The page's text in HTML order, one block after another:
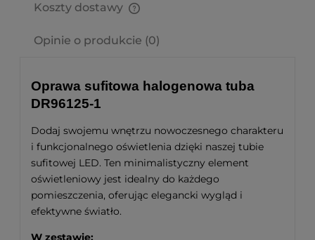
Koszty dostawy
Opinie o produkcie (0)
Oprawa sufitowa halogenowa tuba
DR96125-1
Dodaj swojemu wnętrzu nowoczesnego charakteru
i funkcjonalnego oświetlenia dzięki naszej tubie
sufitowej LED. Ten minimalistyczny element
oświetleniowy jest idealny do każdego
pomieszczenia, oferując elegancki wygląd i
efektywne światło.
W zestawie: